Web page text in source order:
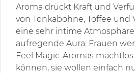
Aroma drückt Kraft und
von Tonkabohne, Toffee und
eine sehr intime
aufregende Aura. Frauen
Feel Magic-Aromas
können, sie wollen einfach